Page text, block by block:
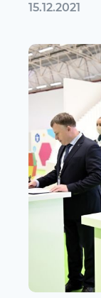
15.12.2021